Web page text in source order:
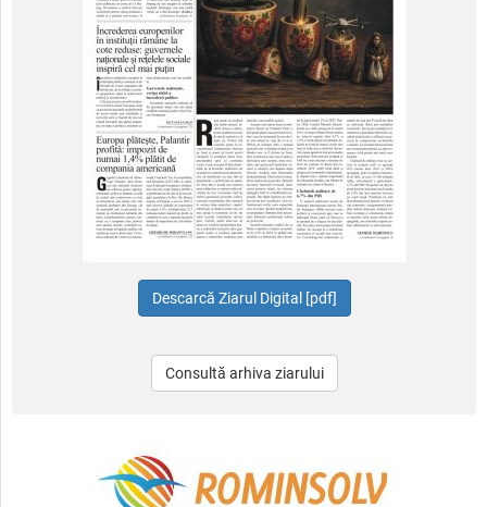
Consultă arhiva ziarului